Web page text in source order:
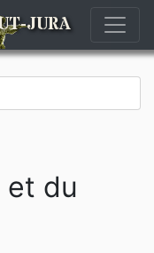
JURA
et du